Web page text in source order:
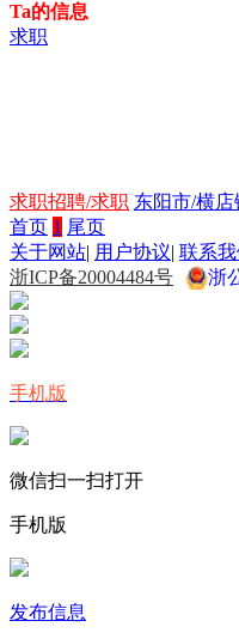
Ta的信息
求职
求职招聘/求职 东阳市/横店
首页 1 尾页
关于网站| 用户协议| 联系
浙ICP备20004484号
浙
手机版
微信扫一扫打开
手机版
发布信息